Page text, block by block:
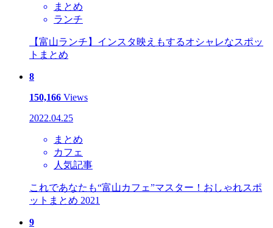
まとめ
ランチ
【富山ランチ】インスタ映えもするオシャレなスポッ
トまとめ
8
150,166 Views
2022.04.25
まとめ
カフェ
人気記事
これであなたも“富山カフェ”マスター！おしゃれスポ
ットまとめ 2021
9